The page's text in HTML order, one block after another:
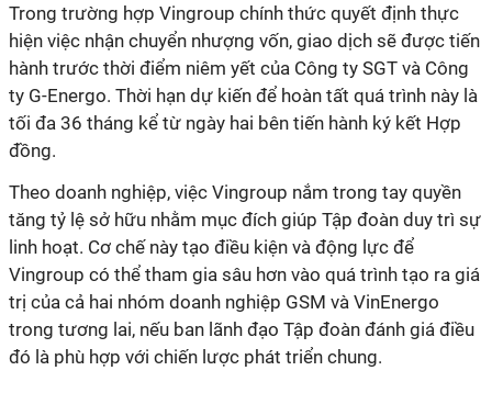
Trong trường hợp Vingroup chính thức quyết định thực
hiện việc nhận chuyển nhượng vốn, giao dịch sẽ được tiến
hành trước thời điểm niêm yết của Công ty SGT và Công
ty G-Energo. Thời hạn dự kiến để hoàn tất quá trình này là
tối đa 36 tháng kể từ ngày hai bên tiến hành ký kết Hợp
đồng.
Theo doanh nghiệp, việc Vingroup nắm trong tay quyền
tăng tỷ lệ sở hữu nhằm mục đích giúp Tập đoàn duy trì sự
linh hoạt. Cơ chế này tạo điều kiện và động lực để
Vingroup có thể tham gia sâu hơn vào quá trình tạo ra giá
trị của cả hai nhóm doanh nghiệp GSM và VinEnergo
trong tương lai, nếu ban lãnh đạo Tập đoàn đánh giá điều
đó là phù hợp với chiến lược phát triển chung.